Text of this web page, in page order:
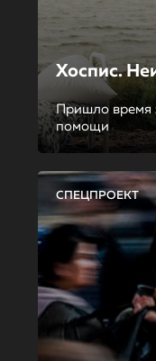
Хоспис.
Пришло время
помощи
СПЕЦПРОЕКТ